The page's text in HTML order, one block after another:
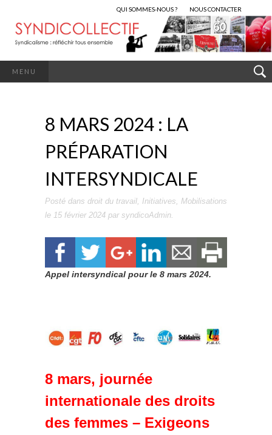
QUI SOMMES-NOUS ? NOUS CONTACTER
MENU
8 MARS 2024 : LA
PRÉPARATION
INTERSYNDICALE
Posté dans droit du travail, Initiatives, Mobilisations
le 15 février 2024 par syndicoAdmin.
Appel intersyndical pour le 8 mars 2024.
8 mars, journée
internationale des droits
des femmes – Exigeons